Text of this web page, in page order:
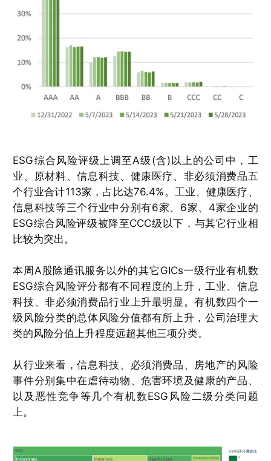
ESG综合风险评级上调至A级(含)以上的公司中，工
业、原材料、信息科技、健康医疗、非必须消费品五
个行业合计113家，占比达76.4%。工业、健康医疗、
信息科技等三个行业中分别有6家、6家、4家企业的
ESG综合风险评级被降至CCC级以下，与其它行业相
比较为突出。
本周A股除通讯服务以外的其它GICs一级行业有机数
ESG综合风险评分都有不同程度的上升，工业、信息
科技、非必须消费品行业上升最明显。有机数四个一
级风险分类的总体风险分值都有所上升，公司治理大
类的风险分值上升程度远超其他三项分类。
从行业来看，信息科技、必须消费品、房地产的风险
事件分别集中在虐待动物、危害环境及健康的产品、
以及恶性竞争等几个有机数ESG风险二级分类问题
上。